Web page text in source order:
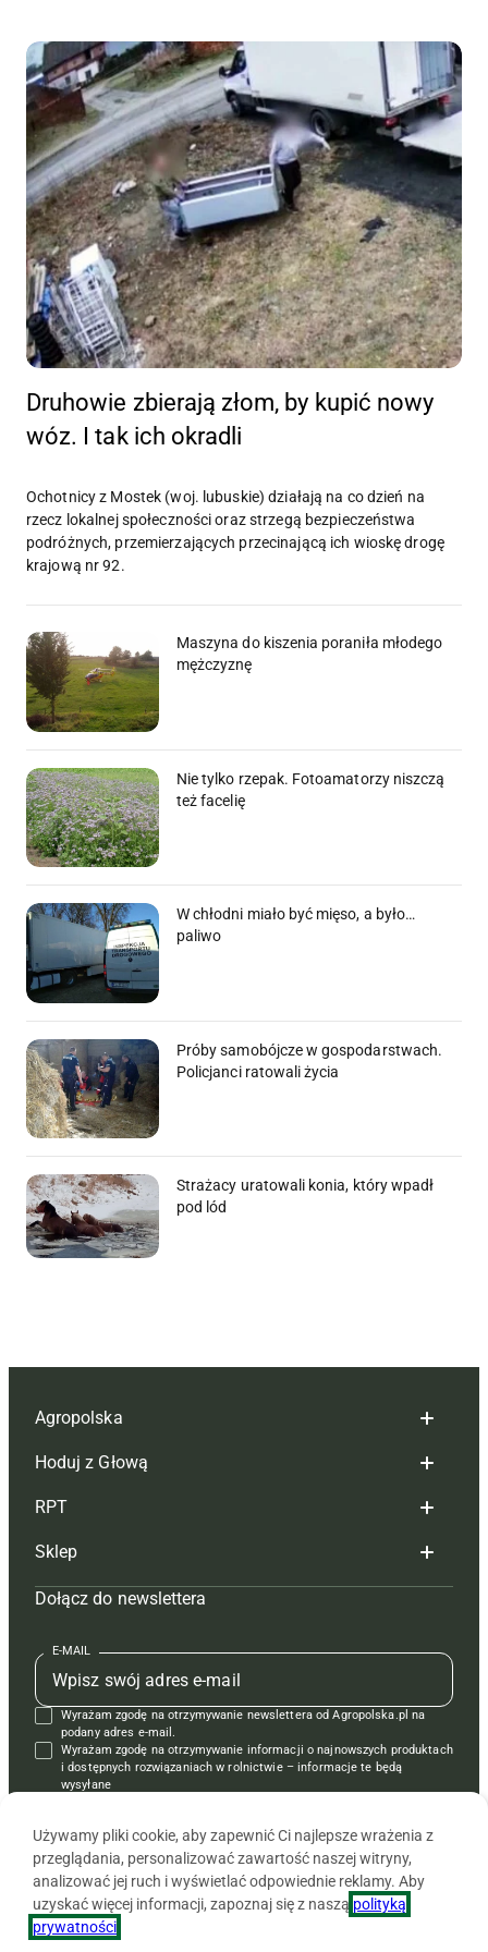
Druhowie zbierają złom, by kupić nowy
wóz. I tak ich okradli
Ochotnicy z Mostek (woj. lubuskie) działają na co dzień na
rzecz lokalnej społeczności oraz strzegą bezpieczeństwa
podróżnych, przemierzających przecinającą ich wioskę drogę
krajową nr 92.
Maszyna do kiszenia poraniła młodego
mężczyznę
Nie tylko rzepak. Fotoamatorzy niszczą
też facelię
W chłodni miało być mięso, a było…
paliwo
Próby samobójcze w gospodarstwach.
Policjanci ratowali życia
Strażacy uratowali konia, który wpadł
pod lód
Agropolska
Redakcja
Reklama
Tagi
Mapa serwisu
Kontakt
Regulamin
Polityka prywatności
Hoduj z Głową
Hoduj z głową bydło
Hoduj z głową świnie
Prenumerata
Redakcja
Kontakt
Reklama
RPT
Redakcja
Prenumerata
Reklama
Kontakt
Krzyżówki
Sklep
Czasopisma i prenumerata
Książki
Regulamin
Dołącz do newslettera
E-MAIL
Wyrażam zgodę na otrzymywanie newslettera od Agropolska.pl na
podany adres e-mail.
Wyrażam zgodę na otrzymywanie informacji o najnowszych produktach
i dostępnych rozwiązaniach w rolnictwie – informacje te będą
wysyłane
Używamy pliki cookie, aby zapewnić Ci najlepsze wrażenia z
przeglądania, personalizować zawartość naszej witryny,
analizować jej ruch i wyświetlać odpowiednie reklamy. Aby
uzyskać więcej informacji, zapoznaj się z naszą polityką
prywatności